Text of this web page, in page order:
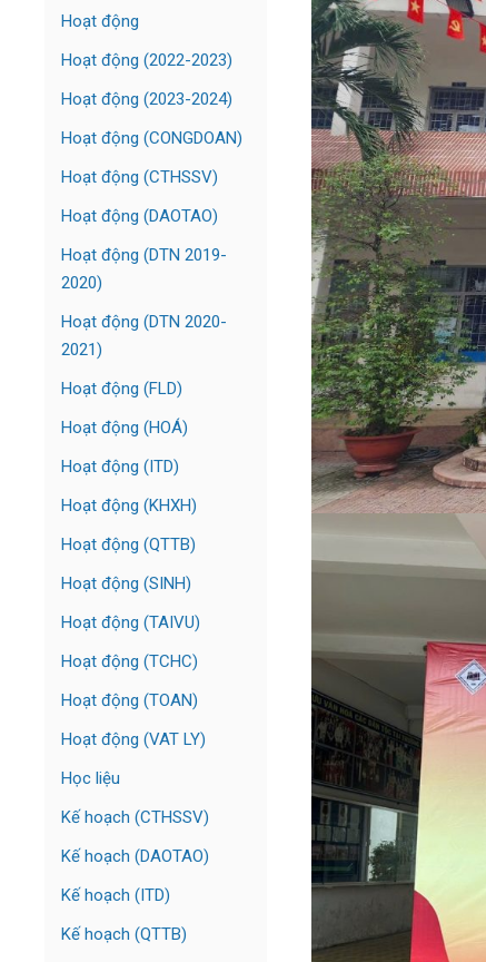
Hoạt động
Hoạt động (2022-2023)
Hoạt động (2023-2024)
Hoạt động (CONGDOAN)
Hoạt động (CTHSSV)
Hoạt động (DAOTAO)
Hoạt động (DTN 2019-
2020)
Hoạt động (DTN 2020-
2021)
Hoạt động (FLD)
Hoạt động (HOÁ)
Hoạt động (ITD)
Hoạt động (KHXH)
Hoạt động (QTTB)
Hoạt động (SINH)
Hoạt động (TAIVU)
Hoạt động (TCHC)
Hoạt động (TOAN)
Hoạt động (VAT LY)
Học liệu
Kế hoạch (CTHSSV)
Kế hoạch (DAOTAO)
Kế hoạch (ITD)
Kế hoạch (QTTB)